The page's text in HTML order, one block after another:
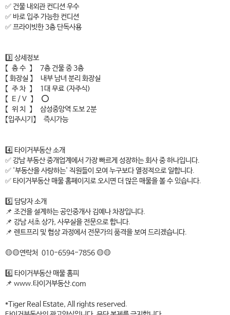
✅ 건물 내외관 컨디션 우수
✅ 바로 입주 가능한 컨디션
✅ 프라이빗한 3층 단독사용
3️⃣ 상세정보
【 층 수 】 7층 건물 중 3층
【 화장실 】 내부 남녀 분리 화장실
【 주 차 】 1대 무료 (자주식)
【 E / V 】 ⭕
【 위 치 】 삼성중앙역 도보 2분
【입주시기】 즉시가능
4️⃣ 타이거부동산 소개
✅ 강남 부동산 중개업계에서 가장 빠르게 성장하는 회사 중 하나입니다.
✅ '부동산을 사랑하는' 직원들이 모여 누구보다 열정적으로 일합니다.
✅ 타이거부동산 매물 홈페이지로 오시면 더 많은 매물을 볼 수 있습니다.
5️⃣ 담당자 소개
📌 조건을 설계하는 공인중개사 김예나 차장입니다.
📌 강남 서초 상가, 사무실을 전문으로 합니다.
📌 렌트프리 및 협상 과정에서 전문가의 품격을 보여 드리겠습니다.
🟡🟡연락처 010-6594-7856 🟡🟡
6️⃣ 타이거부동산 매물 홈피
📌 www.타이거부동산.com
*Tiger Real Estate, All rights reserved.